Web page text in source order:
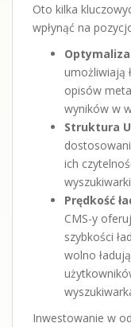
Oto kilka
wpłynąć na
umożliwiają
opisów
wyników w
Struktura
ich
Prędkość
CMS-y
szybkości
wolno
Inwestowanie w